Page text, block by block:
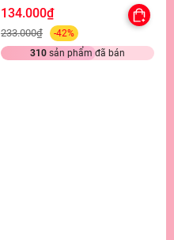
BÔNG MÚT TÍM
134.000₫
233.000₫
-42%
310 sản phẩm đã bán